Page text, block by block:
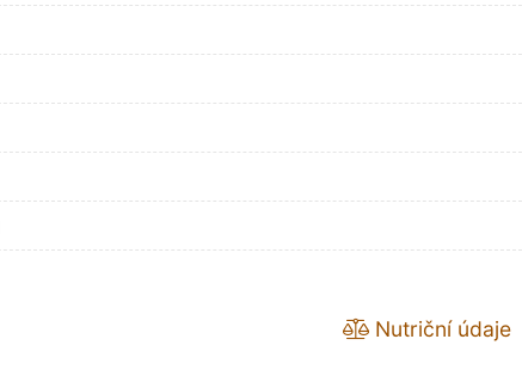
Nutriční údaje